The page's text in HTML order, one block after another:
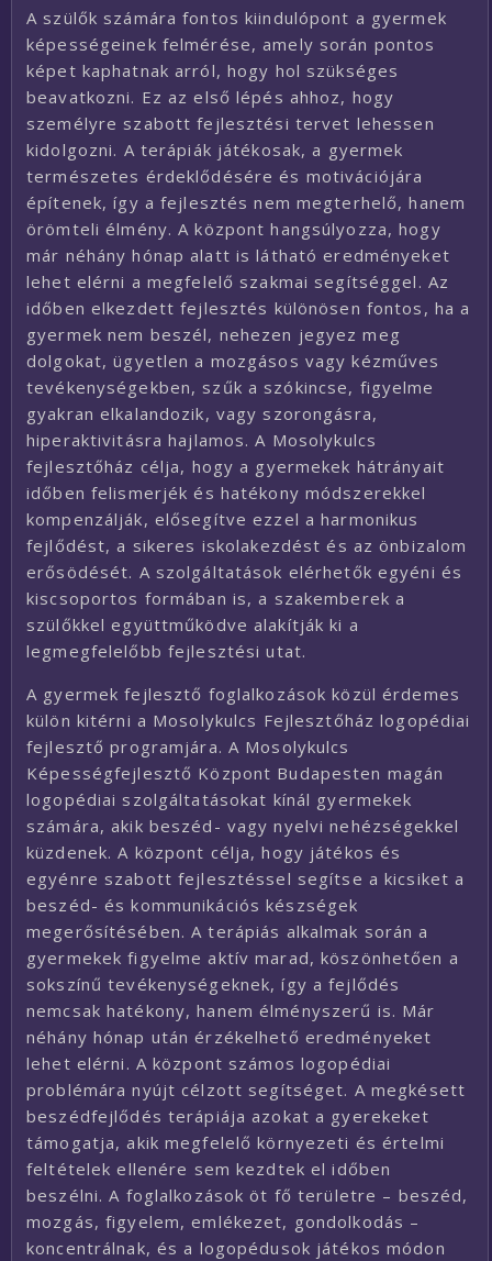
A szülők számára fontos kiindulópont a gyermek
képességeinek felmérése, amely során pontos
képet kaphatnak arról, hogy hol szükséges
beavatkozni. Ez az első lépés ahhoz, hogy
személyre szabott fejlesztési tervet lehessen
kidolgozni. A terápiák játékosak, a gyermek
természetes érdeklődésére és motivációjára
építenek, így a fejlesztés nem megterhelő, hanem
örömteli élmény. A központ hangsúlyozza, hogy
már néhány hónap alatt is látható eredményeket
lehet elérni a megfelelő szakmai segítséggel. Az
időben elkezdett fejlesztés különösen fontos, ha a
gyermek nem beszél, nehezen jegyez meg
dolgokat, ügyetlen a mozgásos vagy kézműves
tevékenységekben, szűk a szókincse, figyelme
gyakran elkalandozik, vagy szorongásra,
hiperaktivitásra hajlamos. A Mosolykulcs
fejlesztőház célja, hogy a gyermekek hátrányait
időben felismerjék és hatékony módszerekkel
kompenzálják, elősegítve ezzel a harmonikus
fejlődést, a sikeres iskolakezdést és az önbizalom
erősödését. A szolgáltatások elérhetők egyéni és
kiscsoportos formában is, a szakemberek a
szülőkkel együttműködve alakítják ki a
legmegfelelőbb fejlesztési utat.
A gyermek fejlesztő foglalkozások közül érdemes
külön kitérni a Mosolykulcs Fejlesztőház logopédiai
fejlesztő programjára. A Mosolykulcs
Képességfejlesztő Központ Budapesten magán
logopédiai szolgáltatásokat kínál gyermekek
számára, akik beszéd- vagy nyelvi nehézségekkel
küzdenek. A központ célja, hogy játékos és
egyénre szabott fejlesztéssel segítse a kicsiket a
beszéd- és kommunikációs készségek
megerősítésében. A terápiás alkalmak során a
gyermekek figyelme aktív marad, köszönhetően a
sokszínű tevékenységeknek, így a fejlődés
nemcsak hatékony, hanem élményszerű is. Már
néhány hónap után érzékelhető eredményeket
lehet elérni. A központ számos logopédiai
problémára nyújt célzott segítséget. A megkésett
beszédfejlődés terápiája azokat a gyerekeket
támogatja, akik megfelelő környezeti és értelmi
feltételek ellenére sem kezdtek el időben
beszélni. A foglalkozások öt fő területre – beszéd,
mozgás, figyelem, emlékezet, gondolkodás –
koncentrálnak, és a logopédusok játékos módon